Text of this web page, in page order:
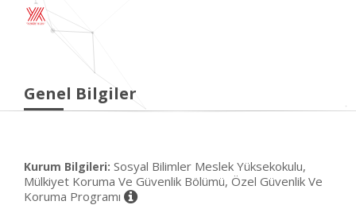
Genel Bilgiler
Kurum Bilgileri: Sosyal Bilimler Meslek Yüksekokulu,
Mülkiyet Koruma Ve Güvenlik Bölümü, Özel Güvenlik Ve
Koruma Programı